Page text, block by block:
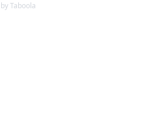
by Taboola